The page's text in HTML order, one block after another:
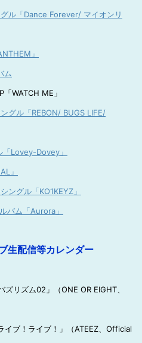
ル「Dance Forever/ マイオンリ
」
ム
WATCH ME」
グル「REBON/ BUGS LIFE/
Lovey-Dovey」
」
ングル「KO1KEYZ」
バム「Aurora」
生配信等カレンダー
リズム02」（ONE OR EIGHT、
ブ！ライブ！」（ATEEZ、Official